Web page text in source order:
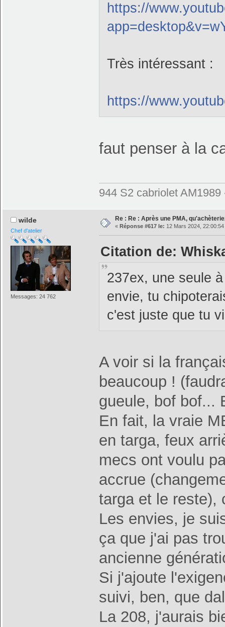
https://
Très intéressant :
https://
faut penser à la
944 S2 cabriolet
wilde
Chef d'atelier
Messages: 24 762
Re : Re : Après une PMA,
« Réponse #617 le: 12 Mars 2024, 22:00:54
Citation de:
237ex, une seule
envie, tu
c'est juste que tu
A voir si la
beaucoup !
gueule, bof bof...
En fait, la vraie
en targa, feux
mecs ont voulu
accrue
targa et le reste),
Les envies, je
ça que j'ai pas
ancienne
Si j'ajoute
suivi, ben, que
La 208, j'aurais